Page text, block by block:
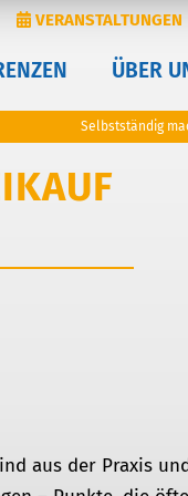
VERANSTALTUNGEN
Selbstständig
ÜBER
aus der Praxis